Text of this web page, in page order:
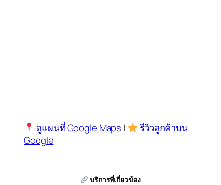
ดูแผนที่ Google Maps |
รีวิวลูกค้าบน
Google
บริการที่เกี่ยวข้อง